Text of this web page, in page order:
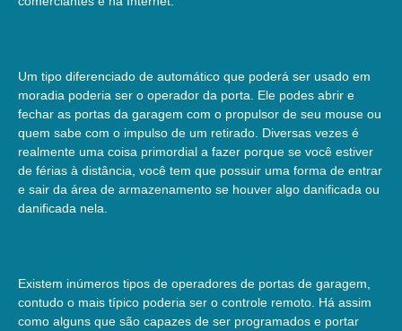
Um tipo diferenciado de automático que poderá ser usado em
moradia poderia ser o operador da porta. Ele podes abrir e
fechar as portas da garagem com o propulsor de seu mouse ou
quem sabe com o impulso de um retirado. Diversas vezes é
realmente uma coisa primordial a fazer porque se você estiver
de férias à distância, você tem que possuir uma forma de entrar
e sair da área de armazenamento se houver algo danificada ou
danificada nela.
Existem inúmeros tipos de operadores de portas de garagem,
contudo o mais típico poderia ser o controle remoto. Há assim
como alguns que são capazes de ser programados e portar